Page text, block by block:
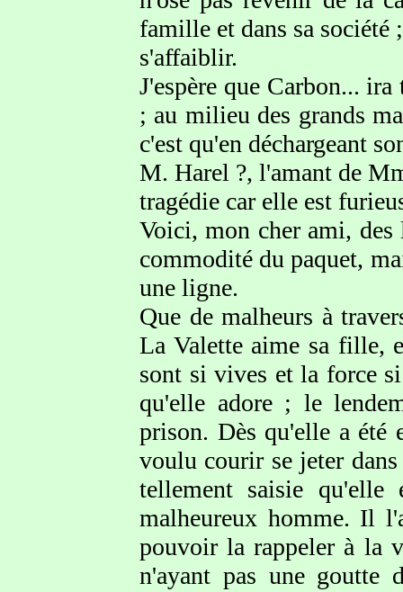
famille et dans sa
s'affaiblir.
J'espère que Carbon...
; au milieu des grands
c'est qu'en déchargeant
M. Harel ?, l'amant de
tragédie car elle est
Voici, mon cher ami,
commodité du paquet,
une ligne.
Que de malheurs à
La Valette aime sa fille,
sont si vives et la force
qu'elle adore ; le
prison. Dès qu'elle a été
voulu courir se jeter
tellement saisie qu'elle
malheureux homme. Il
pouvoir la rappeler à la
n'ayant pas une